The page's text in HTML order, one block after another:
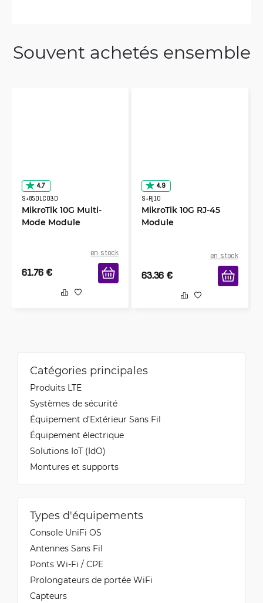
Souvent achetés ensemble
4.7
S+85DLC03D
MikroTik 10G Multi-
Mode Module
en stock
61.76 €
4.9
S+RJ10
MikroTik 10G RJ-45
Module
en stock
63.36 €
Catégories principales
Produits LTE
Systèmes de sécurité
Équipement d’Extérieur Sans Fil
Équipement électrique
Solutions IoT (IdO)
Montures et supports
Types d'équipements
Console UniFi OS
Antennes Sans Fil
Ponts Wi-Fi / CPE
Prolongateurs de portée WiFi
Capteurs